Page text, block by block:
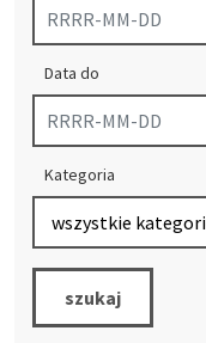
Data do
Kategoria
szukaj